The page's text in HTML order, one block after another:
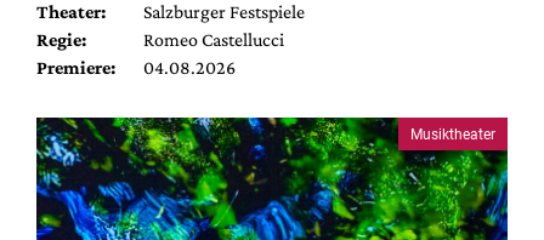
Theater:
Salzburger Festspiele
Regie:
Romeo Castellucci
Premiere:
04.08.2026
Musiktheater